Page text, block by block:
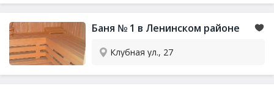
Баня № 1 в Ленинском районе
Клубная ул., 27